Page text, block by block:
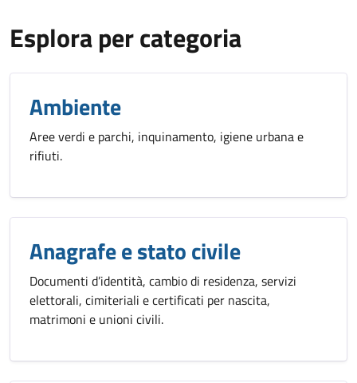
Esplora per categoria
Ambiente
Aree verdi e parchi, inquinamento, igiene urbana e
rifiuti.
Anagrafe e stato civile
Documenti d’identità, cambio di residenza, servizi
elettorali, cimiteriali e certificati per nascita,
matrimoni e unioni civili.